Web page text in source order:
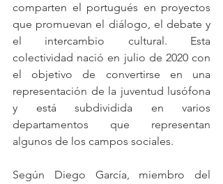
comparten el portugués en proyectos
que promuevan el diálogo, el debate y
el intercambio cultural. Esta
colectividad nació en julio de 2020 con
el objetivo de convertirse en una
representación de la juventud lusófona
y está subdividida en varios
departamentos que representan
algunos de los campos sociales.
Según Diego García, miembro del